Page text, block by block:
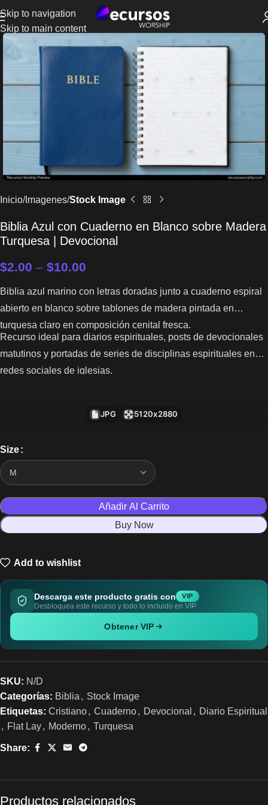
Skip to navigation
Skip to main content
Inicio Imagenes Stock Image
Biblia Azul con Cuaderno en Blanco sobre Madera
Turquesa | Devocional
$2.00 – $10.00
Biblia azul marino con letras doradas junto a cuaderno espiral
abierto en blanco sobre tablones de madera pintada en
turquesa claro en composición cenital fresca.
Recurso ideal para diarios espirituales, posts de devocionales
matutinos y portadas de series de disciplinas espirituales en
redes sociales de iglesias.
JPG 5120x2880
Size
Añadir Al Carrito
Buy Now
Add to wishlist
Descarga este producto gratis con VIP
Desbloquea este recurso y todo lo incluido en VIP
Obtener VIP
SKU: N/D
Categorías: Biblia , Stock Image
Etiquetas: Cristiano, Cuaderno, Devocional , Diario Espiritual
, Flat Lay, Moderno, Turquesa
Share:
Productos relacionados